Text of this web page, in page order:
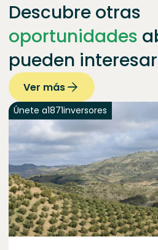
Descubre otras
oportunidades
pueden
Ver más
Únete a1871inversores